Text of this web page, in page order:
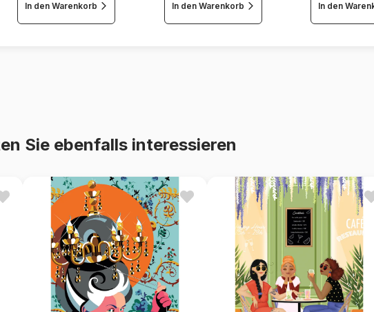
In den Warenkorb In den Warenkorb In den
Sie ebenfalls interessieren